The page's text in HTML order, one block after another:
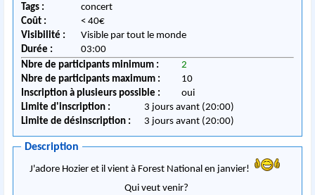
Tags :
concert
Coût :
< 40€
Visibilité :
Visible par tout le monde
Durée :
03:00
Nbre de participants minimum :
2
Nbre de participants maximum :
10
Inscription à plusieurs possible :
oui
Limite d'inscription :
3 jours avant (20:00)
Limite de désinscription :
3 jours avant (20:00)
Description
J'adore Hozier et il vient à Forest National en janvier!
Qui veut venir?